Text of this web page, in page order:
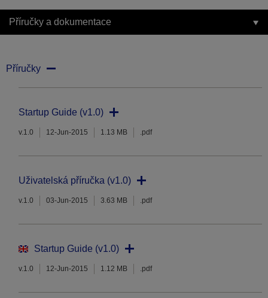
Příručky a dokumentace
Příručky
Startup Guide (v1.0)
v.1.0 12-Jun-2015 1.13 MB .pdf
Uživatelská příručka (v1.0)
v.1.0 03-Jun-2015 3.63 MB .pdf
Startup Guide (v1.0)
v.1.0 12-Jun-2015 1.12 MB .pdf